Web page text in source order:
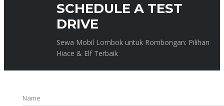
SCHEDULE A TEST
DRIVE
Sewa Mobil Lombok untuk Rombongan: Pilihan
Hiace & Elf Terbaik
Name